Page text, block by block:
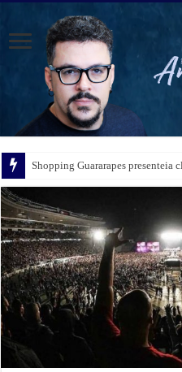
Shopping Guararapes presenteia